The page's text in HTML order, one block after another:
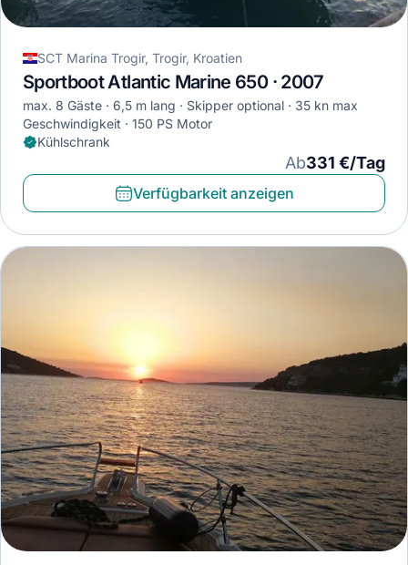
SCT Marina Trogir, Trogir, Kroatien
Sportboot Atlantic Marine 650 · 2007
max. 8 Gäste 6,5 m lang Skipper optional
35 kn max
Geschwindigkeit
150 PS Motor
Kühlschrank
Ab331 €/Tag
Verfügbarkeit anzeigen